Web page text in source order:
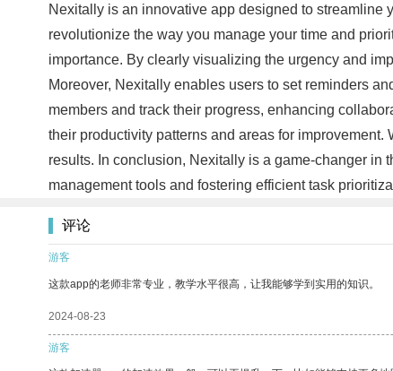
Nexitally is an innovative app designed to streamline
revolutionize the way you manage your time and
importance. By clearly visualizing the urgency and
Moreover, Nexitally enables users to set reminders
members and track their progress, enhancing
their productivity patterns and areas for
results. In conclusion, Nexitally is a game-changer in
management tools and fostering efficient task
评论
游客
这款app的老师非常专业，教学水平很高，让我能够学到实用的知识。
2024-08-23
游客